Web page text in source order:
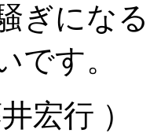
ぎにな
です。
宏行 ）